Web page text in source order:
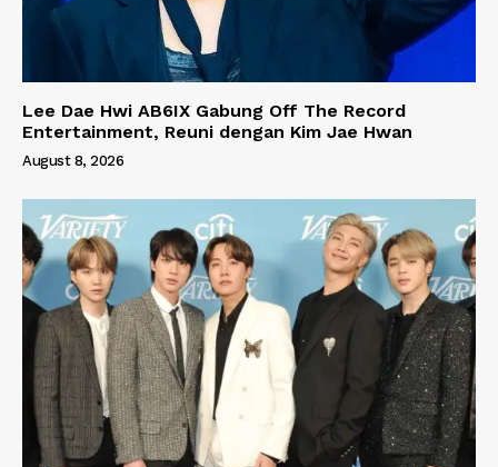
Lee Dae Hwi AB6IX Gabung Off The Record
Entertainment, Reuni dengan Kim Jae Hwan
August 8, 2026